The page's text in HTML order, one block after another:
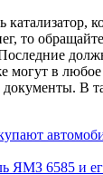
катализатор,
то
могут в
документы. В
ЯМЗ 6585 и